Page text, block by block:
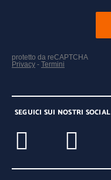
SEGUICI SUI NOSTRI SOCIAL